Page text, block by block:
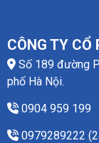
CÔNG TY CỔ
Số 189 đường
phố Hà Nội.
0904 959 199
0979289222